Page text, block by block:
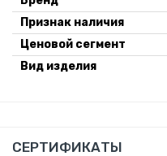
Признак наличия
Ценовой сегмент
Вид изделия
СЕРТИФИКАТЫ